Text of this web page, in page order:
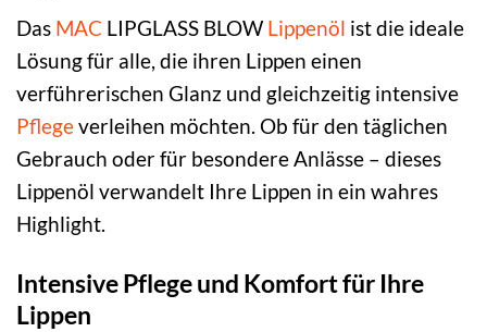
Das MAC LIPGLASS BLOW Lippenöl ist die ideale
Lösung für alle, die ihren Lippen einen
verführerischen Glanz und gleichzeitig intensive
Pflegeverleihen möchten. Ob für den täglichen
Gebrauch oder für besondere Anlässe – dieses
Lippenöl verwandelt Ihre Lippen in ein wahres
Highlight.
Intensive Pflege und Komfort für Ihre
Lippen